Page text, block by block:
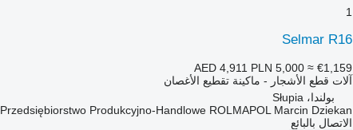
1
Selmar R16
AED 4,911 PLN 5,000 ≈ €1,159
آلات قطع الأشجار - ماكينة تقطيع الأغصان
بولندا، Słupia
Przedsiębiorstwo Produkcyjno-Handlowe ROLMAPOL Marcin Dziekan
الاتصال بالبائع